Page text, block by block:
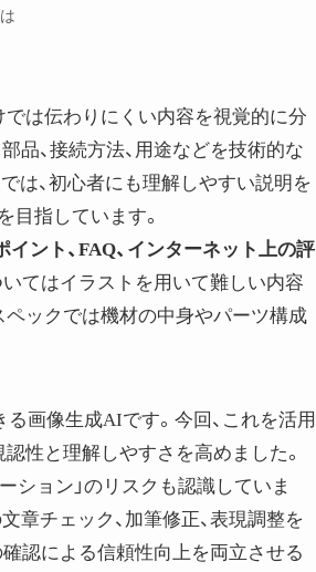
では伝わりにくい内容を視覚的に分
部品、接続方法、用途などを技術的な
は、初心者にも理解しやすい説明を
目指しています。
ント、FAQ、インターネット上の評
いてはイラストを用いて難しい内容
ペックでは機材の中身やパーツ構成
画像生成AIです。今回、これを活用
性と理解しやすさを高めました。
ション」のリスクも認識していま
章チェック、加筆修正、表現調整を
認による信頼性向上を両立させる